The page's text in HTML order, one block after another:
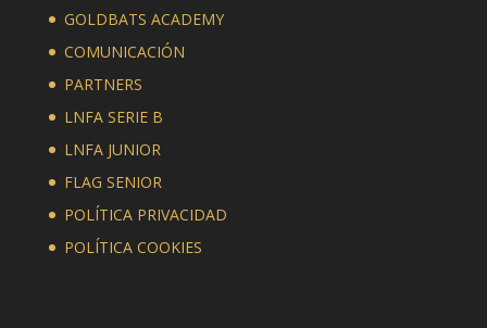
GOLDBATS ACADEMY
COMUNICACIÓN
PARTNERS
LNFA SERIE B
LNFA JUNIOR
FLAG SENIOR
POLÍTICA PRIVACIDAD
POLÍTICA COOKIES